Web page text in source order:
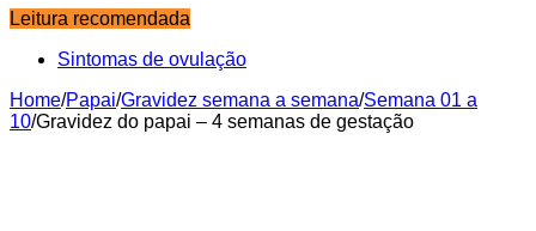
Leitura recomendada
Baby Bingo – Cartelas e Palavras para download
Home/Papai/Gravidez semana a semana/Semana 01 a
10/Gravidez do papai – 4 semanas de gestação